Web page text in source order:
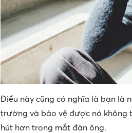
Điều này cũng có nghĩa là bạn là
trường và bảo vệ được nó không
hút hơn trong mắt đàn ông.